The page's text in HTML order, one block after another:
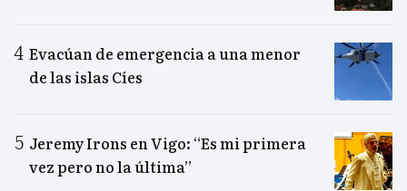
Evacúan de emergencia a una menor
de las islas Cíes
Jeremy Irons en Vigo: “Es mi primera
vez pero no la última”